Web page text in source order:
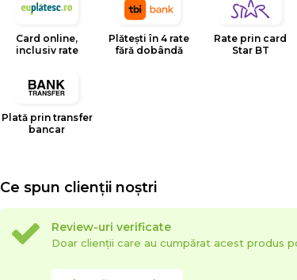
Card online,
inclusiv rate
Plătești în 4 rate
fără dobândă
Rate prin card
Star BT
Plată prin transfer
bancar
Ce spun clienții noștri
Review-uri verificate
Doar clienții care au cumpărat acest produs